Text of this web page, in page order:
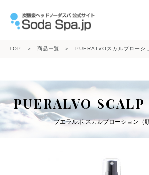
コンテンツ
会社概要
商品一覧
TOP ＞ 商品一覧 ＞ PUERALVOスカルプローシ
PUERALVO
- プエラルボ スカルプローション（